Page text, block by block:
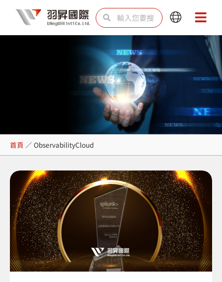
主
搜
尋 尋
Main
Menu
Main
Menu
ObservabilityCloud
首頁 ／ ObservabilityCloud